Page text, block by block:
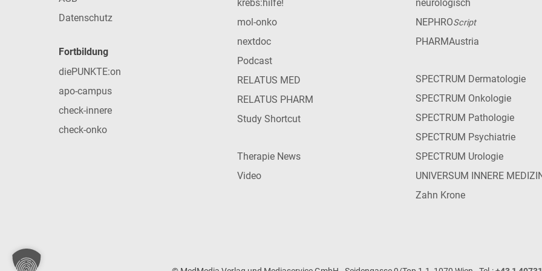
Datenschutz
Fortbildung
diePUNKTE:on
apo-campus
check-innere
check-onko
krebs:hilfe!
mol-onko
nextdoc
Podcast
RELATUS MED
RELATUS PHARM
Study Shortcut
Therapie News
Video
neurologisch
NEPHROScript
PHARMAustria
SPECTRUM Dermatologie
SPECTRUM Onkologie
SPECTRUM Pathologie
SPECTRUM Psychiatrie
SPECTRUM Urologie
UNIVERSUM INNERE
Zahn Krone